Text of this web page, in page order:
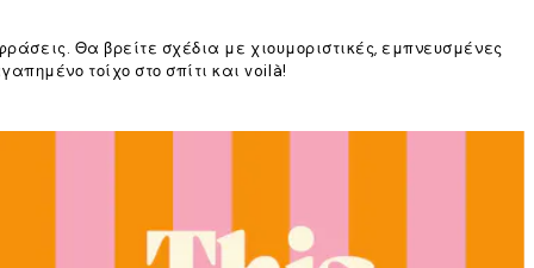
Θα βρείτε σχέδια με χιουμοριστικές, εμπνευσμένες
τοίχο στο σπίτι και voilà!